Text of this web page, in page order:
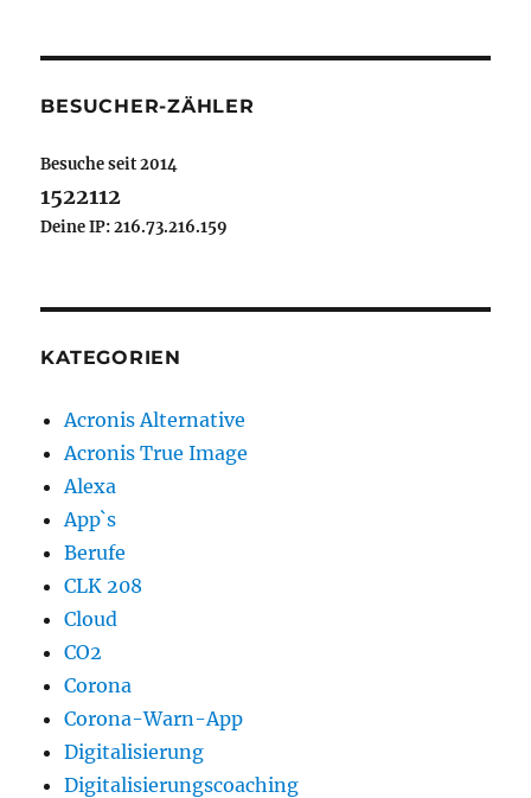
BESUCHER-ZÄHLER
Besuche seit 2014
1522112
Deine IP: 216.73.216.159
KATEGORIEN
Acronis Alternative
Acronis True Image
Alexa
App`s
Berufe
CLK 208
Cloud
CO2
Corona
Corona-Warn-App
Digitalisierung
Digitalisierungscoaching